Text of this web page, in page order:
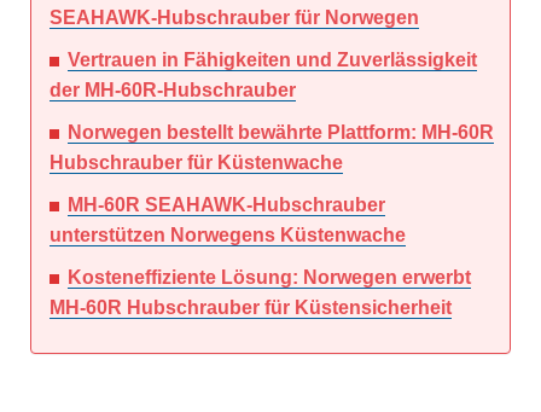
SEAHAWK-Hubschrauber für Norwegen
Vertrauen in Fähigkeiten und Zuverlässigkeit
der MH-60R-Hubschrauber
Norwegen bestellt bewährte Plattform: MH-60R
Hubschrauber für Küstenwache
MH-60R SEAHAWK-Hubschrauber
unterstützen Norwegens Küstenwache
Kosteneffiziente Lösung: Norwegen erwerbt
MH-60R Hubschrauber für Küstensicherheit